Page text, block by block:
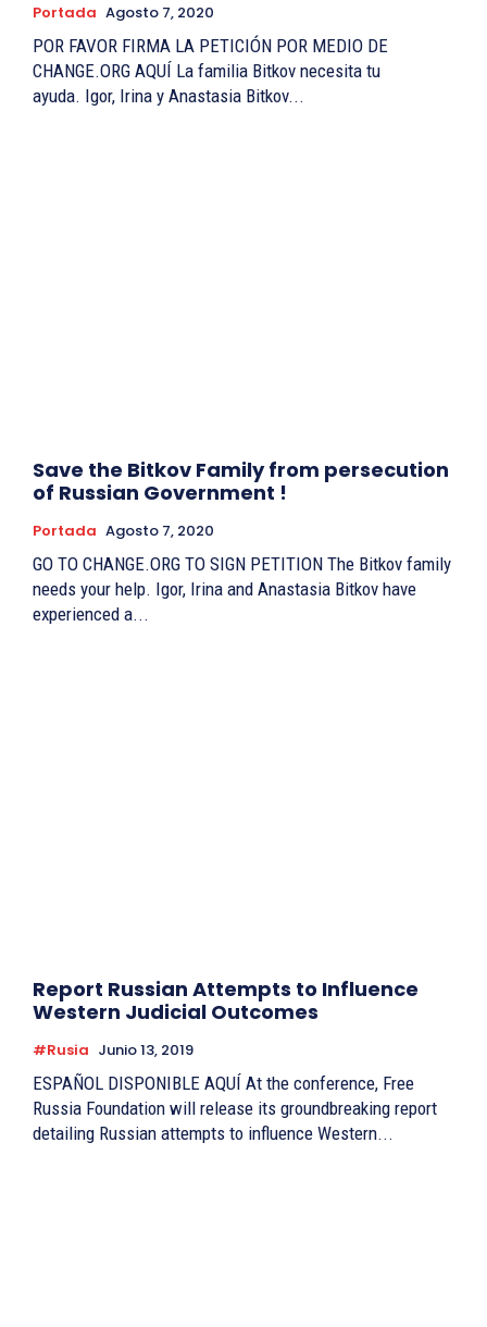
Portada Agosto 7, 2020
POR FAVOR FIRMA LA PETICIÓN POR MEDIO DE
CHANGE.ORG AQUÍ La familia Bitkov necesita tu
ayuda. Igor, Irina y Anastasia Bitkov...
Save the Bitkov Family from persecution
of Russian Government !
Portada Agosto 7, 2020
GO TO CHANGE.ORG TO SIGN PETITION The Bitkov family
needs your help. Igor, Irina and Anastasia Bitkov have
experienced a...
Report Russian Attempts to Influence
Western Judicial Outcomes
#Rusia Junio 13, 2019
ESPAÑOL DISPONIBLE AQUÍ At the conference, Free
Russia Foundation will release its groundbreaking report
detailing Russian attempts to influence Western...